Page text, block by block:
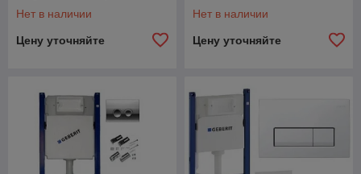
Нет в наличии
Цену уточняйте
Нет в наличии
Цену уточняйте